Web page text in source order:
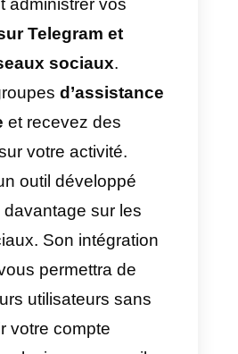
la solution idéale
de Callbell
et traiter les
de manière
Dans ce sens,
vous expliquer
configurer Callbell pour
de vos clients de